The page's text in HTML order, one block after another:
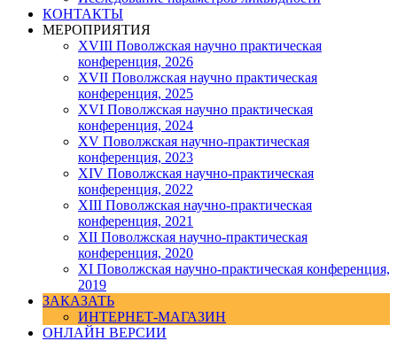
КОНТАКТЫ
МЕРОПРИЯТИЯ
XVIII Поволжская научно практическая
конференция, 2026
XVII Поволжская научно практическая
конференция, 2025
XVI Поволжская научно практическая
конференция, 2024
ХV Поволжская научно-практическая
конференция, 2023
ХIV Поволжская научно-практическая
конференция, 2022
ХIII Поволжская научно-практическая
конференция, 2021
ХII Поволжская научно-практическая
конференция, 2020
XI Поволжская научно-практическая конференция,
2019
ЗАКАЗАТЬ
ИНТЕРНЕТ-МАГАЗИН
ОНЛАЙН ВЕРСИИ